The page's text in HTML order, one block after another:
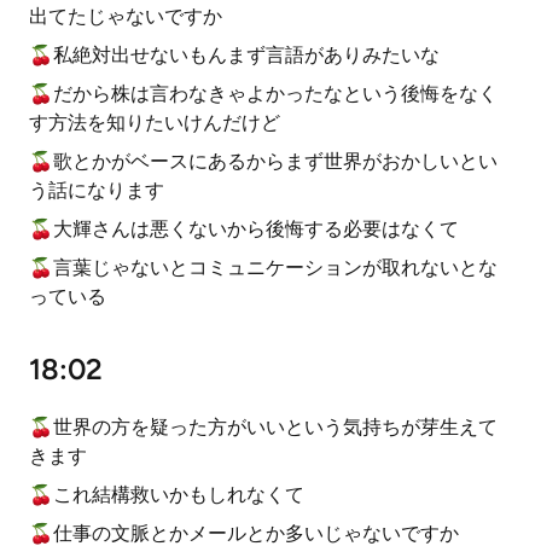
出てたじゃないですか
🍒私絶対出せないもんまず言語がありみたいな
🍒だから株は言わなきゃよかったなという後悔をなく
す方法を知りたいけんだけど
🍒歌とかがベースにあるからまず世界がおかしいとい
う話になります
🍒大輝さんは悪くないから後悔する必要はなくて
🍒言葉じゃないとコミュニケーションが取れないとな
っている
18:02
🍒世界の方を疑った方がいいという気持ちが芽生えて
きます
🍒これ結構救いかもしれなくて
🍒仕事の文脈とかメールとか多いじゃないですか